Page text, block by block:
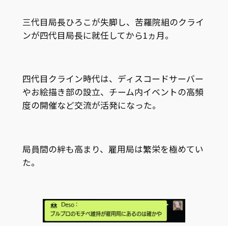
三代目局長ひろこが失脚し、苦羅院組のクライ
ンが四代目局長に就任してから1ヵ月。
四代目クライン時代は、ディスコードサーバー
やお絵描き部の設立、チーム内イベントの高頻
度の開催など交流が活発になった。
局員間の絆も高まり、雇用局は繁栄を極めてい
た。